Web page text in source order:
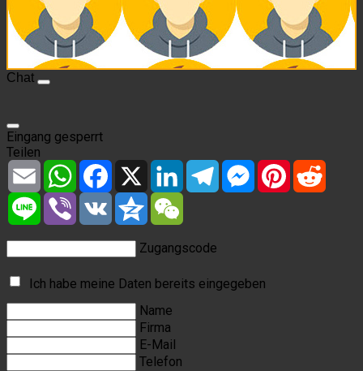
Chat
Eingang gesperrt
Teilen
Email
WhatsAppFacebook
X LinkedInTelegramMessenger
Pinterest
Line Viber VK Qzone
Zugangscode
Ich habe meine Daten bereits eingegeben
Name
Firma
E-Mail
Telefon